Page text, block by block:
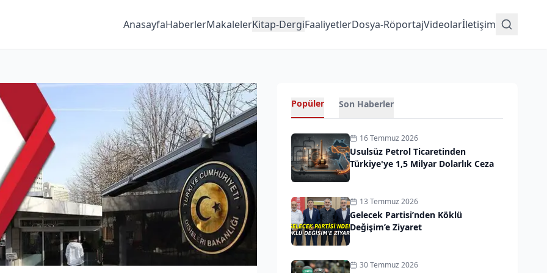
AnasayfaHaberlerMakalelerKitap-DergiFaaliyetlerDosya-RöportajVideolarİletişim
Popüler Son Haberler
16 Temmuz 2026
Usulsüz Petrol Ticaretinden
Türkiye'ye 1,5 Milyar Dolarlık Ceza
13 Temmuz 2026
Gelecek Partisi’nden Köklü
Değişim’e Ziyaret
30 Temmuz 2026